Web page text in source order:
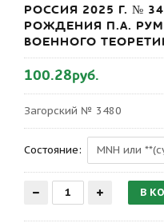
РОССИЯ 2025 Г. №
РОЖДЕНИЯ П.А.
ВОЕННОГО
100.28руб.
Загорский № 3480
Состояние: